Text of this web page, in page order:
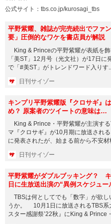
公式サイト： tbs.co.jp/kurosagi_tbs
平野紫耀、雑誌が完売続出でファ
要」圧倒的なワケを書店員が解説
King & Princeの平野紫耀が表紙を
「美ST」12月号（光文社）が17日に
で「#美ST」がトレンドワード入りす...
日刊サイゾー
キンプリ平野紫耀版『クロサギ』
め？ 原案者のツイートの意味は…
King & Prince・平野紫耀が主演する
マ『クロサギ』が10月期に放送され
に発表されたが、始まる前から不安材
日刊サイゾー
平野紫耀がダブルブッキング？
日に生放送出演の“異例スケジュー
TBSは何としてでも「数字」が欲し
うか。 10月1日に放送されるTBS系
スター感謝祭’22秋』にKing & Prince・